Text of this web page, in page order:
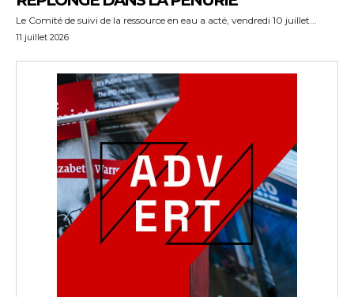
Le Comité de suivi de la ressource en eau a acté, vendredi 10 juillet...
11 juillet 2026